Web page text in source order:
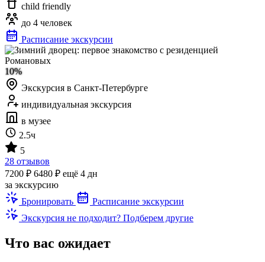
child friendly
до 4 человек
Расписание экскурсии
10%
Экскурсия в Санкт-Петербурге
индивидуальная экскурсия
в музее
2.5ч
5
28 отзывов
7200 ₽ 6480 ₽ ещё 4 дн
за экскурсию
Бронировать
Расписание экскурсии
Экскурсия не подходит? Подберем другие
Что вас ожидает